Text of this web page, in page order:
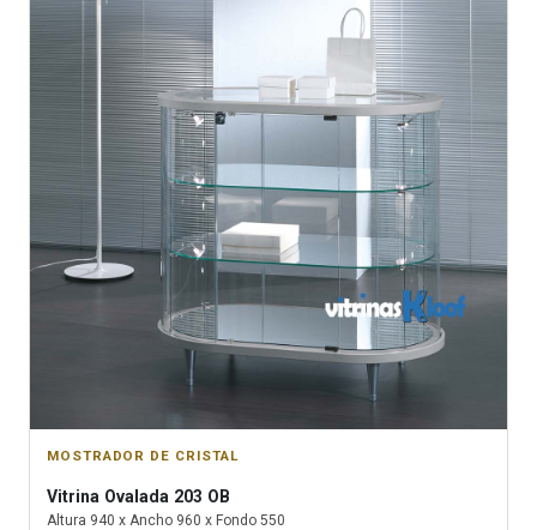
MOSTRADOR DE CRISTAL
Vitrina Ovalada 203 OB
Altura 940 x Ancho 960 x Fondo 550